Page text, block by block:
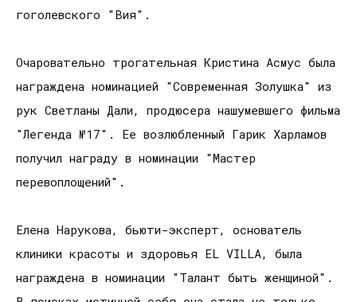
гоголевского "Вия".
Очаровательно трогательная Кристина Асмус была
награждена номинацией "Современная Золушка" из
рук Светланы Дали, продюсера нашумевшего фильма
"Легенда №17". Ее возлюбленный Гарик Харламов
получил награду в номинации "Мастер
перевоплощений".
Елена Нарукова, бьюти-эксперт, основатель
клиники красоты и здоровья EL VILLA, была
награждена в номинации "Талант быть женщиной".